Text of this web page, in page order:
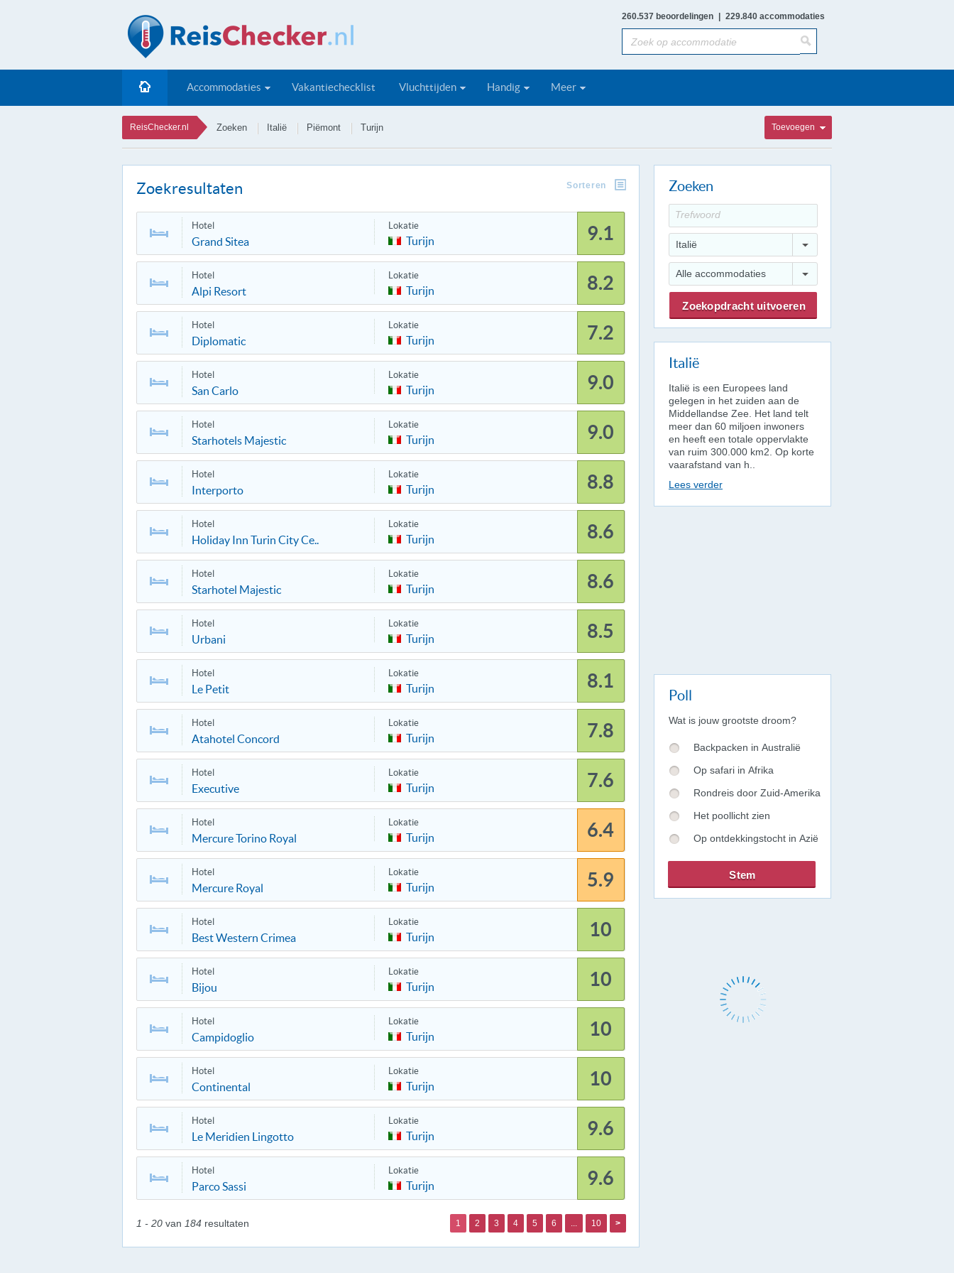
260.537 beoordelingen 229.840 accommodaties
Accommodaties Vakantiechecklist Vluchttijden Handig Meer
ReisChecker.nl Zoeken Italië Piëmont Turijn Toevoegen
Zoekresultaten Sorteren
Hotel
Grand Sitea
Lokatie
Turijn 9.1
Hotel
Alpi Resort
Lokatie
Turijn 8.2
Hotel
Diplomatic
Lokatie
Turijn 7.2
Hotel
San Carlo
Lokatie
Turijn 9.0
Hotel
Starhotels Majestic
Lokatie
Turijn 9.0
Hotel
Interporto
Lokatie
Turijn 8.8
Hotel
Holiday Inn Turin City Ce..
Lokatie
Turijn 8.6
Hotel
Starhotel Majestic
Lokatie
Turijn 8.6
Hotel
Urbani
Lokatie
Turijn 8.5
Hotel
Le Petit
Lokatie
Turijn 8.1
Hotel
Atahotel Concord
Lokatie
Turijn 7.8
Hotel
Executive
Lokatie
Turijn 7.6
Hotel
Mercure Torino Royal
Lokatie
Turijn 6.4
Hotel
Mercure Royal
Lokatie
Turijn 5.9
Hotel
Best Western Crimea
Lokatie
Turijn 10
Hotel
Bijou
Lokatie
Turijn 10
Hotel
Campidoglio
Lokatie
Turijn 10
Hotel
Continental
Lokatie
Turijn 10
Hotel
Le Meridien Lingotto
Lokatie
Turijn 9.6
Hotel
Parco Sassi
Lokatie
Turijn 9.6
1 - 20 van 184 resultaten 1 2 3 4 5 6 ... 10 >
Zoeken
Italië
Alle accommodaties
Italië
Italië is een Europees land
gelegen in het zuiden aan de
Middellandse Zee. Het land telt
meer dan 60 miljoen inwoners
en heeft een totale oppervlakte
van ruim 300.000 km2. Op korte
vaarafstand van h..
Lees verder
Poll
Wat is jouw grootste droom?
Backpacken in Australië
Op safari in Afrika
Rondreis door Zuid-Amerika
Het poollicht zien
Op ontdekkingstocht in Azië